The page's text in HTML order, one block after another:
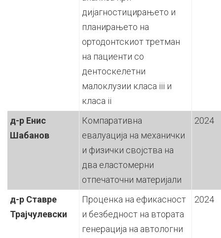
дијагностицирањето и
планирањето на
ортодонтскиот третман
на пациенти со
дентоскелетни
малоклузии класа iii и
класа ii
д-р Енис
Шабанов
Компаративна
евалуација на механички
и физички својства на
два еластомерни
отпечаточни материјали
2024
д-р Ставре
Трајчулевски
Проценка на ефикасност
и безбедност на втората
генерација на автологни
2024